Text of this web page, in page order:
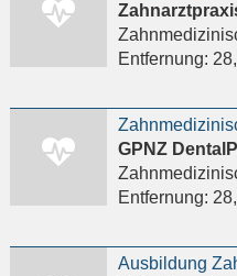
Entfernung:
GPNZ
Entfernung: